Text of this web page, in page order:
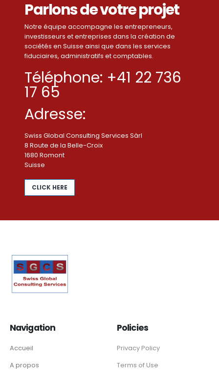
Parlons de votre projet
Notre équipe accompagne les entrepreneurs,
investisseurs et entreprises dans la création de
sociétés en Suisse ainsi que dans les services
fiduciaires, administratifs et comptables.
Téléphone: +41 22 736
17 65
Adresse:
Swiss Global Consulting Services Sàrl
8 Route de la Belle-Croix
1680 Romont
Suisse
CLICK HERE
Navigation
Accueil
A propos
Policies
Privacy Policy
Terms of Use